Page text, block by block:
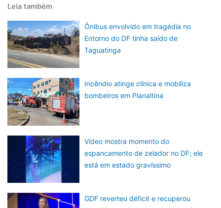
Leia também
Ônibus envolvido em tragédia no
Entorno do DF tinha saído de
Taguatinga
Incêndio atinge clínica e mobiliza
bombeiros em Planaltina
Vídeo mostra momento do
espancamento de zelador no DF; ele
está em estado gravíssimo
GDF reverteu déficit e recuperou